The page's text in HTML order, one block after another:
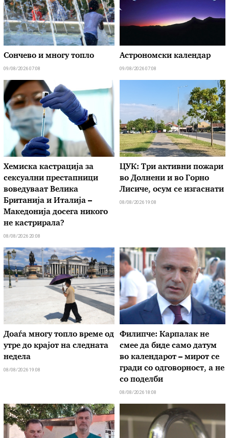
Сончево и многу топло
09/08/2026 07:08
Астрономски календар
09/08/2026 07:08
Хемиска кастрација за
сексуални престапници
воведуваат Велика
Британија и Италија –
Македонија досега никого
не кастрирала?
08/08/2026 20:08
ЦУК: Три активни пожари
во Долнени и во Горно
Лисиче, осум се изгаснати
08/08/2026 19:08
Доаѓа многу топло време од
утре до крајот на следната
недела
08/08/2026 19:08
Филипче: Карпалак не
смее да биде само датум
во календарот – мирот се
гради со одговорност, а не
со поделби
08/08/2026 18:08